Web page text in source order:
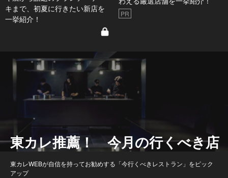
キまで、初夏に行きたい新店を
一挙紹介！
PR
東カレ推薦！ 今月の行くべき店
東カレWEBが自信を持ってお勧めする「今行くべきレストラン」をピック
アップ